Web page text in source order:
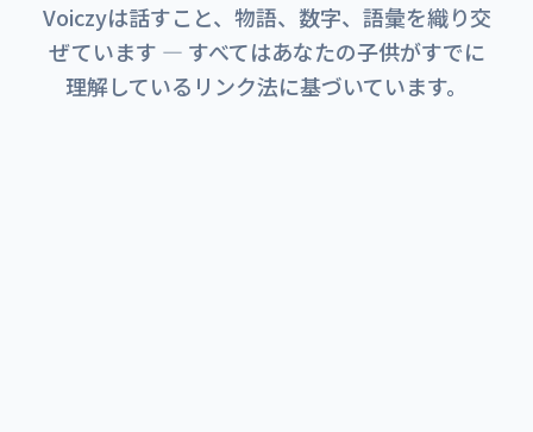
Voiczyは話すこと、物語、数字、語彙を織り交
ぜています — すべてはあなたの子供がすでに
理解しているリンク法に基づいています。